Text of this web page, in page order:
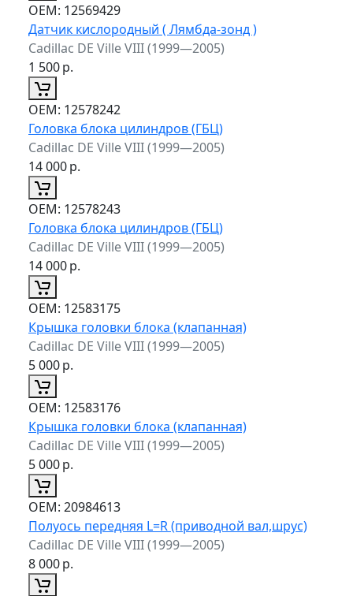
ОЕМ: 12569429
Датчик кислородный ( Лямбда-зонд )
Cadillac DE Ville VIII (1999—2005)
1 500р.
ОЕМ: 12578242
Головка блока цилиндров (ГБЦ)
Cadillac DE Ville VIII (1999—2005)
14 000р.
ОЕМ: 12578243
Головка блока цилиндров (ГБЦ)
Cadillac DE Ville VIII (1999—2005)
14 000р.
ОЕМ: 12583175
Крышка головки блока (клапанная)
Cadillac DE Ville VIII (1999—2005)
5 000р.
ОЕМ: 12583176
Крышка головки блока (клапанная)
Cadillac DE Ville VIII (1999—2005)
5 000р.
ОЕМ: 20984613
Полуось передняя L=R (приводной вал,шрус)
Cadillac DE Ville VIII (1999—2005)
8 000р.